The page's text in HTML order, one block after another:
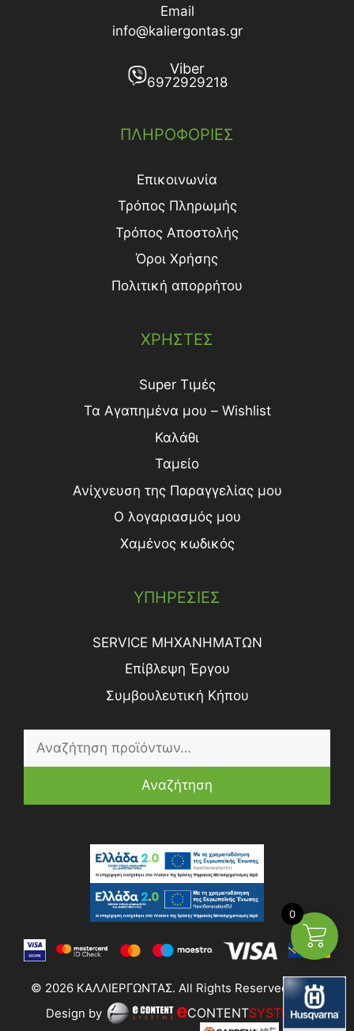
Email
info@kaliergontas.gr
Viber
6972929218
ΠΛΗΡΟΦΟΡΙΕΣ
Επικοινωνία
Τρόπος Πληρωμής
Τρόπος Aποστολής
Όροι Χρήσης
Πολιτική απορρήτου
ΧΡΗΣΤΕΣ
Super Τιμές
Τα Αγαπημένα μου – Wishlist
Καλάθι
Ταμείο
Ανίχνευση της Παραγγελίας μου
Ο λογαριασμός μου
Χαμένος κωδικός
ΥΠΗΡΕΣΙΕΣ
SERVICE ΜΗΧΑΝΗΜΑΤΩΝ
Επίβλεψη Έργου
Συμβουλευτική Κήπου
Αναζήτηση
© 2026 ΚΑΛΛΙΕΡΓΩΝΤΑΣ. All Rights Reserved | Web
Design by
eCONTENTSYSTEMS
0